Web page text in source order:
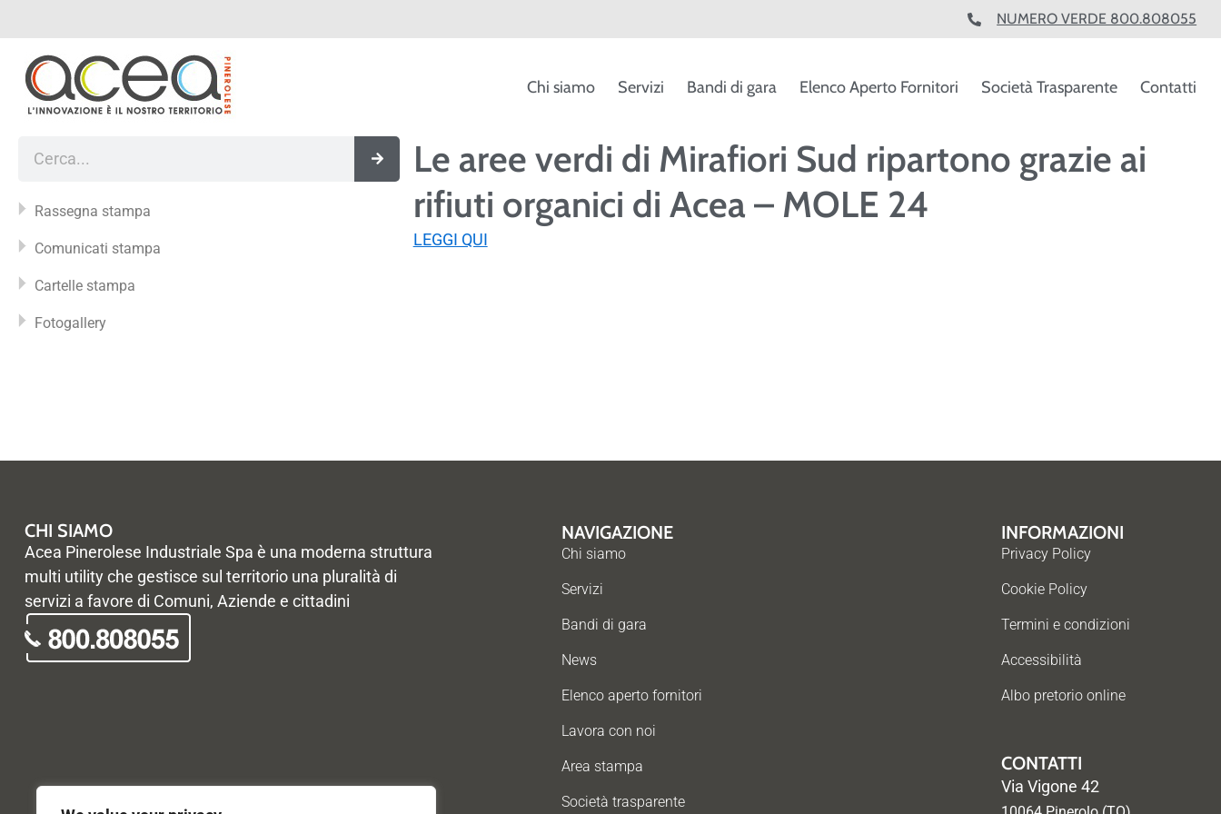
al
contenuto
NUMERO VERDE 800.808055
Chi siamo Servizi Bandi di gara Elenco Aperto Fornitori Società Trasparente Contatti
Rassegna stampa
Comunicati stampa
Cartelle stampa
Fotogallery
Le aree verdi di Mirafiori Sud ripartono grazie ai
rifiuti organici di Acea – MOLE 24
LEGGI QUI
CHI SIAMO
Acea Pinerolese Industriale Spa è una moderna struttura
multi utility che gestisce sul territorio una pluralità di
servizi a favore di Comuni, Aziende e cittadini
NAVIGAZIONE
Chi siamo
Servizi
Bandi di gara
News
Elenco aperto fornitori
Lavora con noi
Area stampa
Società trasparente
INFORMAZIONI
Privacy Policy
Cookie Policy
Termini e condizioni
Accessibilità
Albo pretorio online
CONTATTI
Via Vigone 42